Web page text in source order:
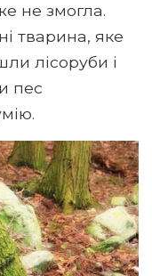
не змогла.
тварина, яке
лісоруби і
пес